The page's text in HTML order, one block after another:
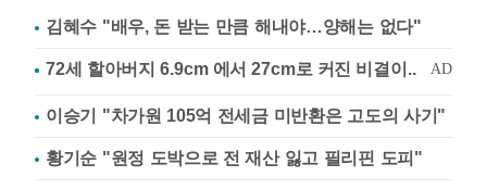
김혜수 "배우, 돈 받는 만큼 해내야…양해는 없다"
이승기 "차가원 105억 전세금 미반환은 고도의 사기"
황기순 "원정 도박으로 전 재산 잃고 필리핀 도피"